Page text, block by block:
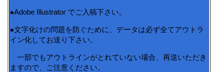
●Adobe Illustrator でご入稿下さい。
●文字化けの問題を防ぐために、データは必ず全てアウトラ
イン化してお送り下さい。
一部でもアウトラインがとれていない場合、再送いただき
ますので、ご注意ください。